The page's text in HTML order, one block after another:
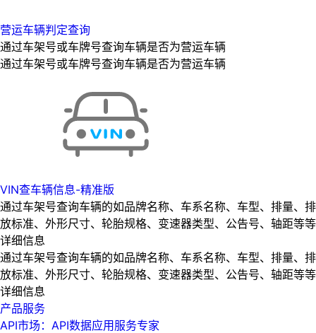
营运车辆判定查询
通过车架号或车牌号查询车辆是否为营运车辆
通过车架号或车牌号查询车辆是否为营运车辆
VIN查车辆信息-精准版
通过车架号查询车辆的如品牌名称、车系名称、车型、排量、排
放标准、外形尺寸、轮胎规格、变速器类型、公告号、轴距等等
详细信息
通过车架号查询车辆的如品牌名称、车系名称、车型、排量、排
放标准、外形尺寸、轮胎规格、变速器类型、公告号、轴距等等
详细信息
产品服务
API市场：API数据应用服务专家